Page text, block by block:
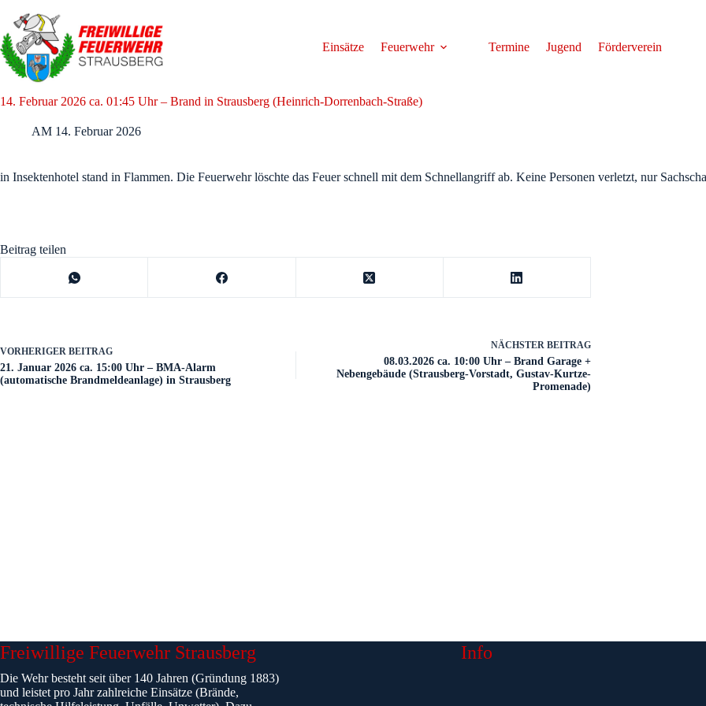
Inhalt
springen
Einsätze
Feuerwehr Termine Jugend Förderverein
14. Februar 2026 ca. 01:45 Uhr – Brand in Strausberg (Heinrich-Dorrenbach-Straße)
AM 14. Februar 2026
in Insektenhotel stand in Flammen. Die Feuerwehr löschte das Feuer schnell mit dem Schnellangriff ab. Keine Personen verletzt, nur
Beitrag teilen
VORHERIGER BEITRAG
21. Januar 2026 ca. 15:00 Uhr – BMA-Alarm
(automatische Brandmeldeanlage) in Strausberg
NÄCHSTER BEITRAG
08.03.2026 ca. 10:00 Uhr – Brand Garage +
Nebengebäude (Strausberg-Vorstadt, Gustav-Kurtze-
Promenade)
Freiwillige Feuerwehr Strausberg
Die Wehr besteht seit über 140 Jahren (Gründung 1883)
und leistet pro Jahr zahlreiche Einsätze (Brände,
Info